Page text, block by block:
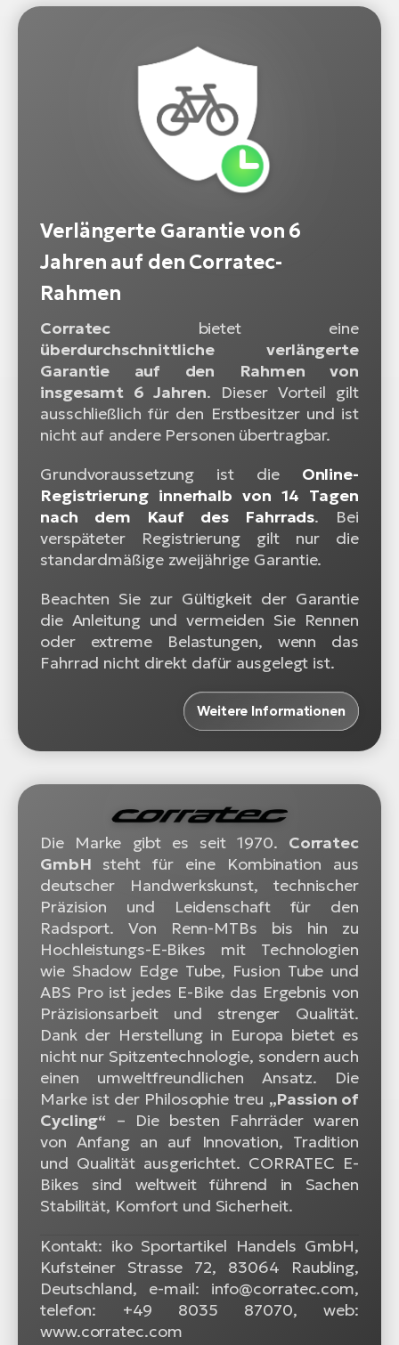
Verlängerte Garantie von 6
Jahren auf den Corratec-
Rahmen
Corratec bietet eine
überdurchschnittliche verlängerte
Garantie auf den Rahmen von
insgesamt 6 Jahren. Dieser Vorteil gilt
ausschließlich für den Erstbesitzer und ist
nicht auf andere Personen übertragbar.
Grundvoraussetzung ist die Online-
Registrierung innerhalb von 14 Tagen
nach dem Kauf des Fahrrads. Bei
verspäteter Registrierung gilt nur die
standardmäßige zweijährige Garantie.
Beachten Sie zur Gültigkeit der Garantie
die Anleitung und vermeiden Sie Rennen
oder extreme Belastungen, wenn das
Fahrrad nicht direkt dafür ausgelegt ist.
Weitere Informationen
Die Marke gibt es seit 1970. Corratec
GmbH steht für eine Kombination aus
deutscher Handwerkskunst, technischer
Präzision und Leidenschaft für den
Radsport. Von Renn-MTBs bis hin zu
Hochleistungs-E-Bikes mit Technologien
wie Shadow Edge Tube, Fusion Tube und
ABS Pro ist jedes E-Bike das Ergebnis von
Präzisionsarbeit und strenger Qualität.
Dank der Herstellung in Europa bietet es
nicht nur Spitzentechnologie, sondern auch
einen umweltfreundlichen Ansatz. Die
Marke ist der Philosophie treu „Passion of
Cycling“ – Die besten Fahrräder waren
von Anfang an auf Innovation, Tradition
und Qualität ausgerichtet. CORRATEC E-
Bikes sind weltweit führend in Sachen
Stabilität, Komfort und Sicherheit.
Kontakt: iko Sportartikel Handels GmbH,
Kufsteiner Strasse 72, 83064 Raubling,
Deutschland, e-mail: info@corratec.com,
telefon: +49 8035 87070, web:
www.corratec.com